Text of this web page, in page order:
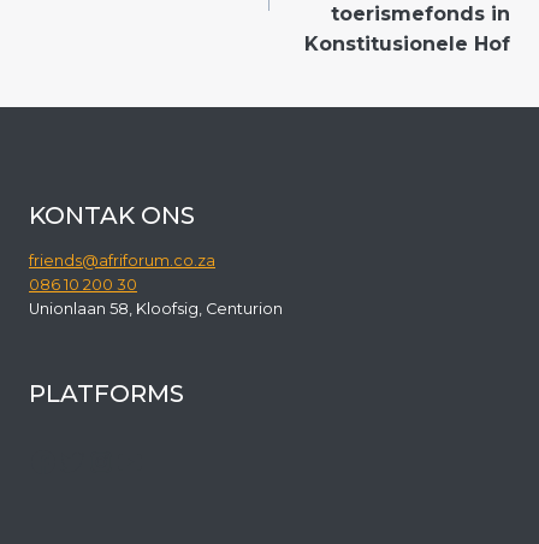
toerismefonds in
Konstitusionele Hof
KONTAK ONS
friends@afriforum.co.za
086 10 200 30
Unionlaan 58, Kloofsig, Centurion
PLATFORMS